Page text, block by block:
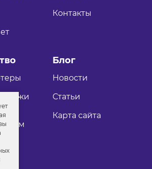
Контакты
Блог
Новости
Статьи
Карта сайта